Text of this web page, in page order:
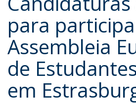
para
Assembleia
de
em